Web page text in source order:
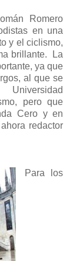
Romero
en una
y el ciclismo,
brillante.
La
ya que
al que se
pero que
Cero y en
redactor
Para los